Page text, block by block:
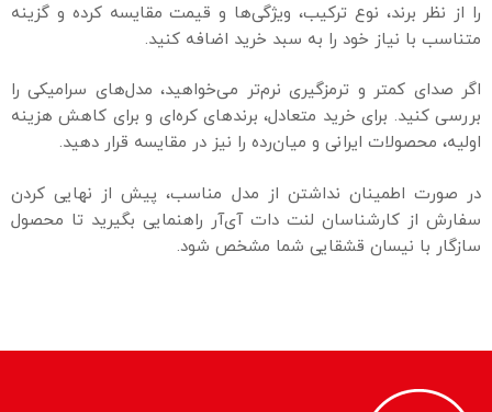
را از نظر برند، نوع ترکیب، ویژگی‌ها و قیمت مقایسه کرده و گزینه
متناسب با نیاز خود را به سبد خرید اضافه کنید.
اگر صدای کمتر و ترمزگیری نرم‌تر می‌خواهید، مدل‌های سرامیکی را
بررسی کنید. برای خرید متعادل، برندهای کره‌ای و برای کاهش هزینه
اولیه، محصولات ایرانی و میان‌رده را نیز در مقایسه قرار دهید.
در صورت اطمینان نداشتن از مدل مناسب، پیش از نهایی کردن
سفارش از کارشناسان لنت دات آی‌آر راهنمایی بگیرید تا محصول
سازگار با نیسان قشقایی شما مشخص شود.